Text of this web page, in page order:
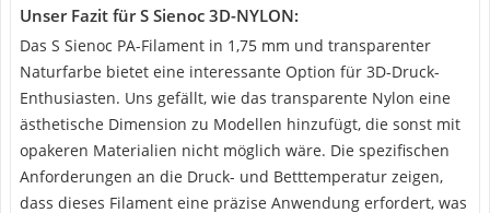
Unser Fazit für S Sienoc 3D-NYLON:
Das S Sienoc PA-Filament in 1,75 mm und transparenter
Naturfarbe bietet eine interessante Option für 3D-Druck-
Enthusiasten. Uns gefällt, wie das transparente Nylon eine
ästhetische Dimension zu Modellen hinzufügt, die sonst mit
opakeren Materialien nicht möglich wäre. Die spezifischen
Anforderungen an die Druck- und Betttemperatur zeigen,
dass dieses Filament eine präzise Anwendung erfordert, was